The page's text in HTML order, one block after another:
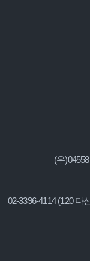
(우
02-3396-4114 (120 다